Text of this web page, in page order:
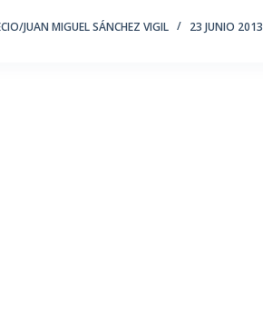
JUAN MIGUEL SÁNCHEZ VIGIL 23 JUNIO 2013